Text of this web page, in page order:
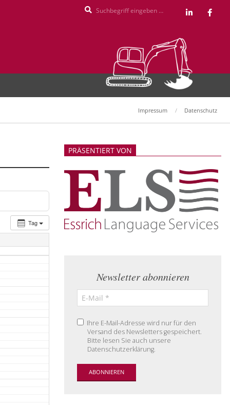
Impressum Datenschutz
Tag
PRÄSENTIERT VON
Newsletter abonnieren
Ihre E-Mail-Adresse wird nur für den
Versand des Newsletters gespeichert.
Bitte lesen Sie auch unsere
Datenschutzerklärung.